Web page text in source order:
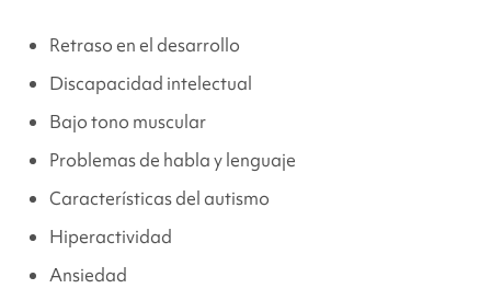
Retraso en el desarrollo
Discapacidad intelectual
Bajo tono muscular
Problemas de habla y lenguaje
Características del autismo
Hiperactividad
Ansiedad